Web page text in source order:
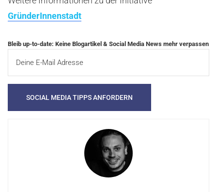
GründerInnenstadt
Bleib up-to-date: Keine Blogartikel & Social Media News mehr verpassen